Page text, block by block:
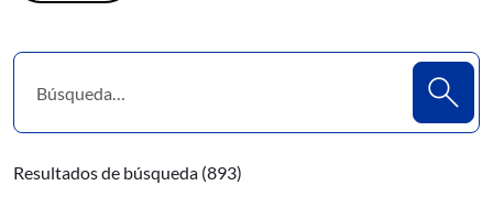
Resultados de búsqueda (893)